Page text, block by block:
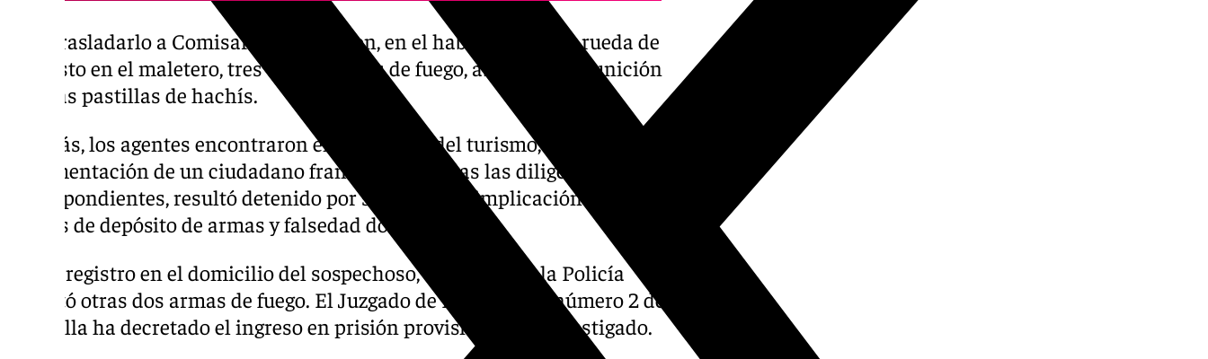
Tras trasladarlo a Comisaría, se hallaron, en el habitáculo de la rueda de
repuesto en el maletero, tres armas largas de fuego, abundante munición
y varias pastillas de hachís.
Además, los agentes encontraron en el interior del turismo, la
documentación de un ciudadano francés, quien, tras las diligencias
correspondientes, resultó detenido por su presunta implicación en los
delitos de depósito de armas y falsedad documental.
En un registro en el domicilio del sospechoso, en
Marbella, la Policía
incautó otras dos armas de fuego. El Juzgado de Instrucción número 2 de
Marbella ha decretado el ingreso en prisión provisional del investigado.